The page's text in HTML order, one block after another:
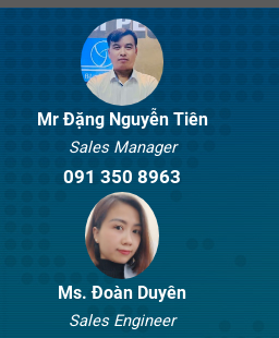
Mr Đặng Nguyễn Tiên
Sales Manager
091 350 8963
Ms. Đoàn Duyên
Sales Engineer